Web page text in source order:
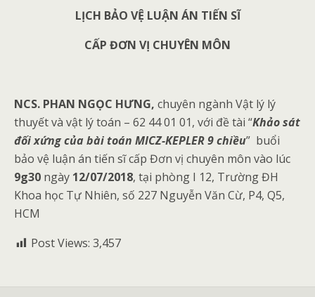
LỊCH BẢO VỆ LUẬN ÁN TIẾN SĨ
CẤP ĐƠN VỊ CHUYÊN MÔN
NCS. PHAN NGỌC HƯNG, chuyên ngành Vật lý lý
thuyết và vật lý toán – 62 44 01 01, với đề tài “Khảo sát
đối xứng của bài toán MICZ-KEPLER 9 chiều” buổi
bảo vệ luận án tiến sĩ cấp Đơn vị chuyên môn vào lúc
9g30 ngày 12/07/2018, tại phòng I 12, Trường ĐH
Khoa học Tự Nhiên, số 227 Nguyễn Văn Cừ, P4, Q5,
HCM
Post Views: 3,457